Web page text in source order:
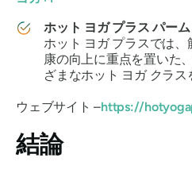
ホット ヨガ プラス パー
ホット ヨガ プラスでは
康の向上に重点を置いた
ざまなホット ヨガ クラス
ウェブサイト –https://
結論